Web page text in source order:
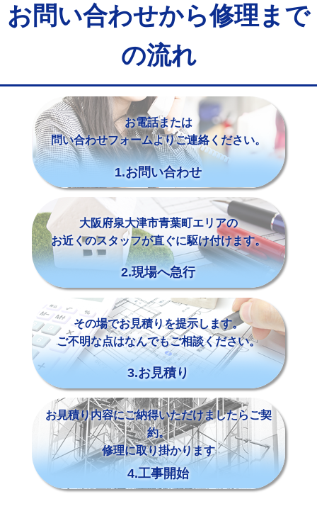
お問い合わせから修理まで
の流れ
お電話または
問い合わせフォームよりご連絡ください。
1.お問い合わせ
大阪府泉大津市青葉町エリアの
お近くのスタッフが直ぐに駆け付けます。
2.現場へ急行
その場でお見積りを提示します。
ご不明な点はなんでもご相談ください。
3.お見積り
お見積り内容にご納得いただけましたらご契
約。
修理に取り掛かります
4.工事開始